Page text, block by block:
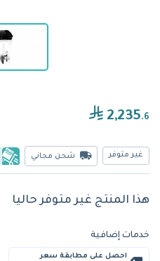
2,235.6
غير متوفر شحن مجاني
هذا المنتج غير متوفر حاليا
خدمات إضافية
احصل على مطابقة سعر